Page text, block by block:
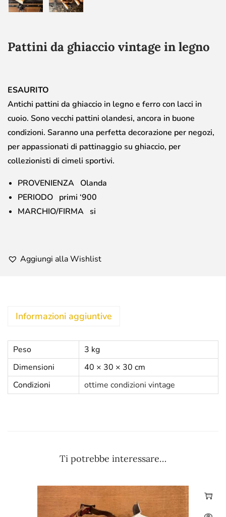
Pattini da ghiaccio vintage in legno
ESAURITO
Antichi pattini da ghiaccio in legno e ferro con lacci in
cuoio. Sono vecchi pattini olandesi, ancora in buone
condizioni. Saranno una perfetta decorazione per negozi,
per appassionati di pattinaggio su ghiaccio, per
collezionisti di cimeli sportivi.
PROVENIENZA Olanda
PERIODO primi ‘900
MARCHIO/FIRMA si
Aggiungi alla Wishlist
Informazioni aggiuntive
Peso
3 kg
Dimensioni
40 × 30 × 30 cm
Condizioni
ottime condizioni vintage
Ti potrebbe interessare…